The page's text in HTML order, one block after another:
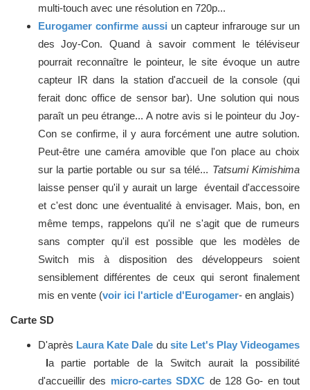
multi-touch avec une résolution en 720p...
Eurogamer confirme aussi un capteur infrarouge sur un
des Joy-Con. Quand à savoir comment le téléviseur
pourrait reconnaître le pointeur, le site évoque un autre
capteur IR dans la station d'accueil de la console (qui
ferait donc office de sensor bar). Une solution qui nous
paraît un peu étrange... A notre avis si le pointeur du Joy-
Con se confirme, il y aura forcément une autre solution.
Peut-être une caméra amovible que l'on place au choix
sur la partie portable ou sur sa télé... Tatsumi Kimishima
laisse penser qu'il y aurait un large éventail d'accessoire
et c'est donc une éventualité à envisager. Mais, bon, en
même temps, rappelons qu'il ne s'agit que de rumeurs
sans compter qu'il est possible que les modèles de
Switch mis à disposition des développeurs soient
sensiblement différentes de ceux qui seront finalement
mis en vente (voir ici l'article d'Eurogamer- en anglais)
Carte SD
D'après Laura Kate Dale du site Let's Play Videogames
la partie portable de la Switch aurait la possibilité
d'accueillir des micro-cartes SDXC de 128 Go- en tout